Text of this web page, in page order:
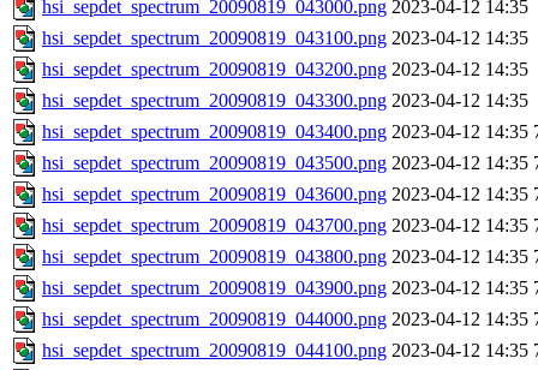
hsi_sepdet_spectrum_20090819_043000.png 2023-04-12 14:35
hsi_sepdet_spectrum_20090819_043100.png 2023-04-12 14:35
hsi_sepdet_spectrum_20090819_043200.png 2023-04-12 14:35
hsi_sepdet_spectrum_20090819_043300.png 2023-04-12 14:35
hsi_sepdet_spectrum_20090819_043400.png 2023-04-12 14:35
hsi_sepdet_spectrum_20090819_043500.png 2023-04-12 14:35
hsi_sepdet_spectrum_20090819_043600.png 2023-04-12 14:35
hsi_sepdet_spectrum_20090819_043700.png 2023-04-12 14:35
hsi_sepdet_spectrum_20090819_043800.png 2023-04-12 14:35
hsi_sepdet_spectrum_20090819_043900.png 2023-04-12 14:35
hsi_sepdet_spectrum_20090819_044000.png 2023-04-12 14:35
hsi_sepdet_spectrum_20090819_044100.png 2023-04-12 14:35